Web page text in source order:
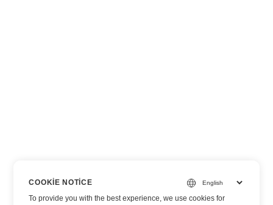
COOKIE NOTICE
To provide you with the best experience, we use cookies for